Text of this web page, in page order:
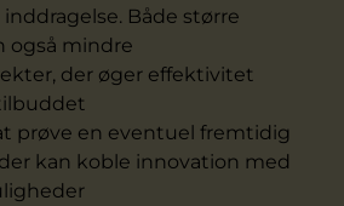
Både større
også mindre
der øger effektivitet
prøve en eventuel fremtidig
kan koble innovation med